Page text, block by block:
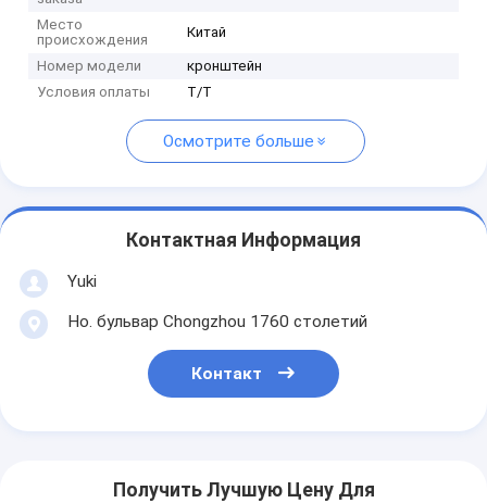
Место
происхождения
Китай
Номер модели
кронштейн
Условия оплаты
T/T
Осмотрите больше
Контактная Информация
Yuki
Но. бульвар Chongzhou 1760 столетий
Контакт
Получить Лучшую Цену Для